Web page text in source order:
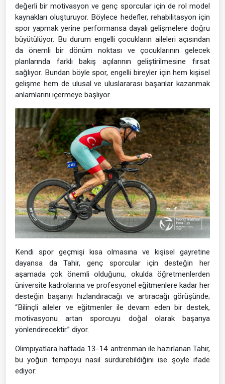
değerli bir motivasyon ve genç sporcular için de rol model
kaynakları oluşturuyor. Böylece hedefler, rehabilitasyon için
spor yapmak yerine performansa dayalı gelişmelere doğru
büyütülüyor. Bu durum engelli çocukların aileleri açısından
da önemli bir dönüm noktası ve çocuklarının gelecek
planlarında farklı bakış açılarının geliştirilmesine fırsat
sağlıyor. Bundan böyle spor, engelli bireyler için hem kişisel
gelişme hem de ulusal ve uluslararası başarılar kazanmak
anlamlarını içermeye başlıyor.
Kendi spor geçmişi kısa olmasına ve kişisel gayretine
dayansa da Tahir, genç sporcular için desteğin her
aşamada çok önemli olduğunu, okulda öğretmenlerden
üniversite kadrolarına ve profesyonel eğitmenlere kadar her
desteğin başarıyı hızlandıracağı ve artıracağı görüşünde;
“Bilinçli aileler ve eğitmenler ile devam eden bir destek,
motivasyonu artan sporcuyu doğal olarak başarıya
yönlendirecektir.” diyor.
Olimpiyatlara haftada 13-14 antrenman ile hazırlanan Tahir,
bu yoğun tempoyu nasıl sürdürebildiğini ise şöyle ifade
ediyor: